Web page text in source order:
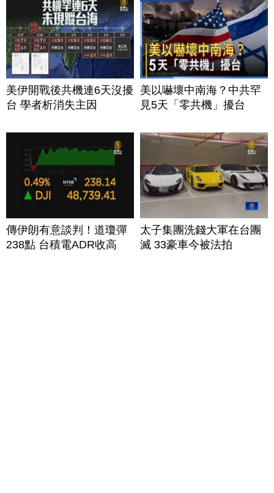
美伊開戰後共機連6天沒擾
台 學者析消失主因
美以嚇壞中南海？中共罕
見5天「零共機」擾台
傳伊朗有意談判！道瓊彈
238點 台積電ADR收高
太子集團洗錢大軍在台團
滅 33豪車今被法拍